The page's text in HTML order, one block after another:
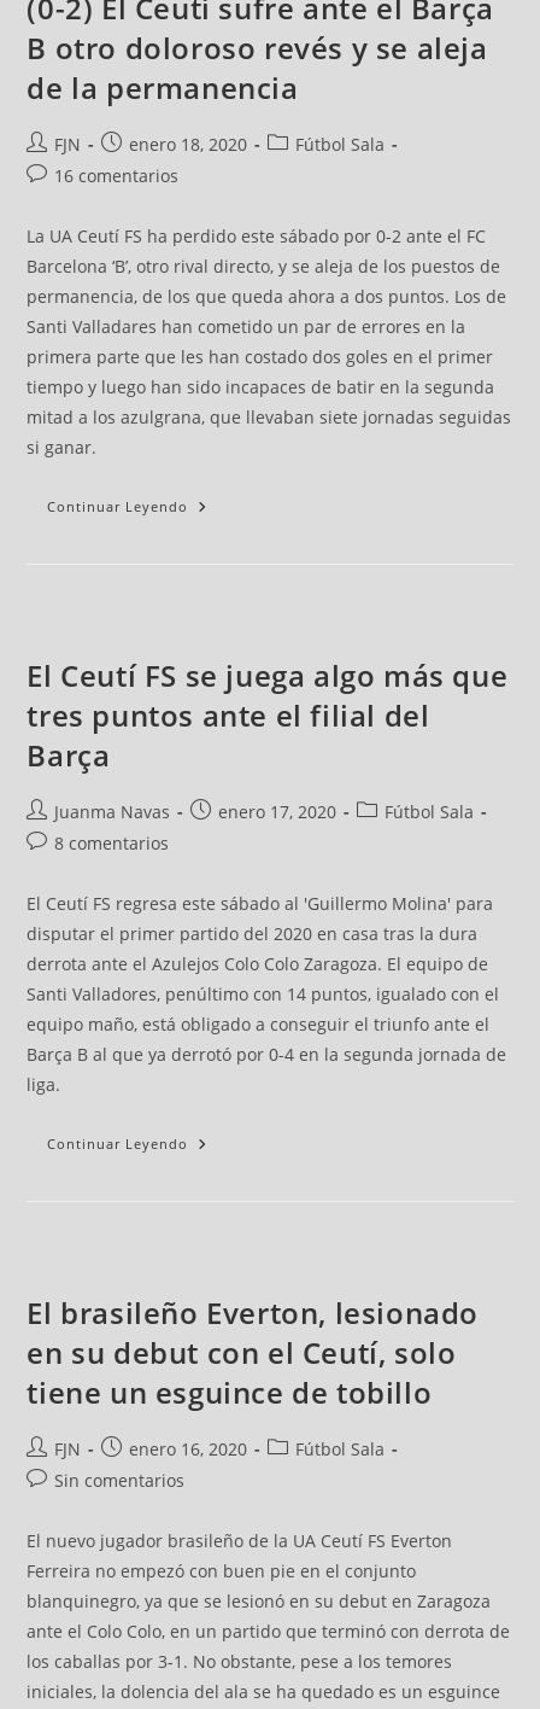
B otro doloroso revés y se aleja
de la permanencia
FJN enero 18, 2020
Fútbol Sala
16 comentarios
La UA Ceutí FS ha perdido este sábado por 0-2 ante el FC
Barcelona ‘B’, otro rival directo, y se aleja de los puestos de
permanencia, de los que queda ahora a dos puntos. Los de
Santi Valladares han cometido un par de errores en la
primera parte que les han costado dos goles en el primer
tiempo y luego han sido incapaces de batir en la segunda
mitad a los azulgrana, que llevaban siete jornadas seguidas
si ganar.
Continuar Leyendo
El Ceutí FS se juega algo más que
tres puntos ante el filial del
Barça
Juanma Navas enero 17, 2020
Fútbol Sala
8 comentarios
El Ceutí FS regresa este sábado al 'Guillermo Molina' para
disputar el primer partido del 2020 en casa tras la dura
derrota ante el Azulejos Colo Colo Zaragoza. El equipo de
Santi Valladores, penúltimo con 14 puntos, igualado con el
equipo maño, está obligado a conseguir el triunfo ante el
Barça B al que ya derrotó por 0-4 en la segunda jornada de
liga.
Continuar Leyendo
El brasileño Everton, lesionado
en su debut con el Ceutí, solo
tiene un esguince de tobillo
FJN enero 16, 2020
Fútbol Sala
Sin comentarios
El nuevo jugador brasileño de la UA Ceutí FS Everton
Ferreira no empezó con buen pie en el conjunto
blanquinegro, ya que se lesionó en su debut en Zaragoza
ante el Colo Colo, en un partido que terminó con derrota de
los caballas por 3-1. No obstante, pese a los temores
iniciales, la dolencia del ala se ha quedado es un esguince